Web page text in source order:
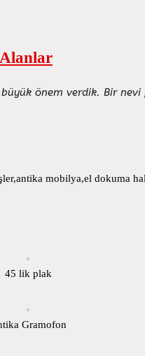
önem verdik. Bir
mobilya,el dokuma
45 lik plak
Gramofon